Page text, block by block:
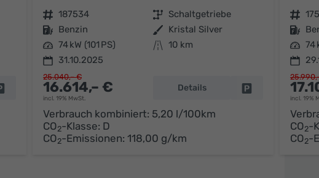
Fahrzeug parken
Fahrzeugnr. 187534 Getriebe Schaltgetriebe
Kraftstoff Benzin Außenfarbe Kristal Silver
Leistung 74 kW (101 PS) Kilometerstand 10 km
31.10.2025
16.614,– €
incl. 19% MwSt.
25.040,– €
Details Fahrzeug parken
Verbrauch kombiniert: 5,20 l/100km
CO2-Klasse: D
CO2-Emissionen: 118,00 g/km
Fahrzeugnr.
Kraftstoff
Leistung 74
incl. 19%
CO2-
CO2-